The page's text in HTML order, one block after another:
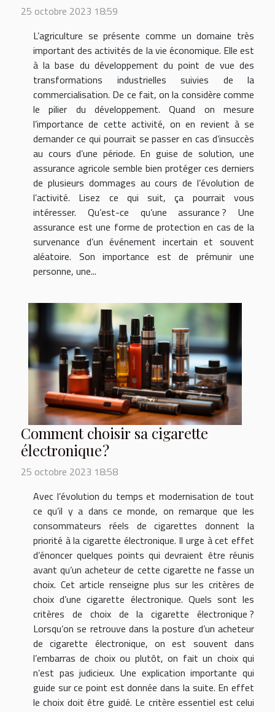
25 octobre 2023 18:59
L’agriculture se présente comme un domaine très
important des activités de la vie économique. Elle est
à la base du développement du point de vue des
transformations industrielles suivies de la
commercialisation. De ce fait, on la considère comme
le pilier du développement. Quand on mesure
l’importance de cette activité, on en revient à se
demander ce qui pourrait se passer en cas d’insuccès
au cours d’une période. En guise de solution, une
assurance agricole semble bien protéger ces derniers
de plusieurs dommages au cours de l’évolution de
l’activité. Lisez ce qui suit, ça pourrait vous
intéresser. Qu’est-ce qu’une assurance ? Une
assurance est une forme de protection en cas de la
survenance d’un événement incertain et souvent
aléatoire. Son importance est de prémunir une
personne, une...
Comment choisir sa cigarette
électronique ?
25 octobre 2023 18:58
Avec l’évolution du temps et modernisation de tout
ce qu’il y a dans ce monde, on remarque que les
consommateurs réels de cigarettes donnent la
priorité à la cigarette électronique. Il urge à cet effet
d’énoncer quelques points qui devraient être réunis
avant qu’un acheteur de cette cigarette ne fasse un
choix. Cet article renseigne plus sur les critères de
choix d’une cigarette électronique. Quels sont les
critères de choix de la cigarette électronique ?
Lorsqu’on se retrouve dans la posture d’un acheteur
de cigarette électronique, on est souvent dans
l’embarras de choix ou plutôt, on fait un choix qui
n’est pas judicieux. Une explication importante qui
guide sur ce point est donnée dans la suite. En effet
le choix doit être guidé. Le critère essentiel est celui